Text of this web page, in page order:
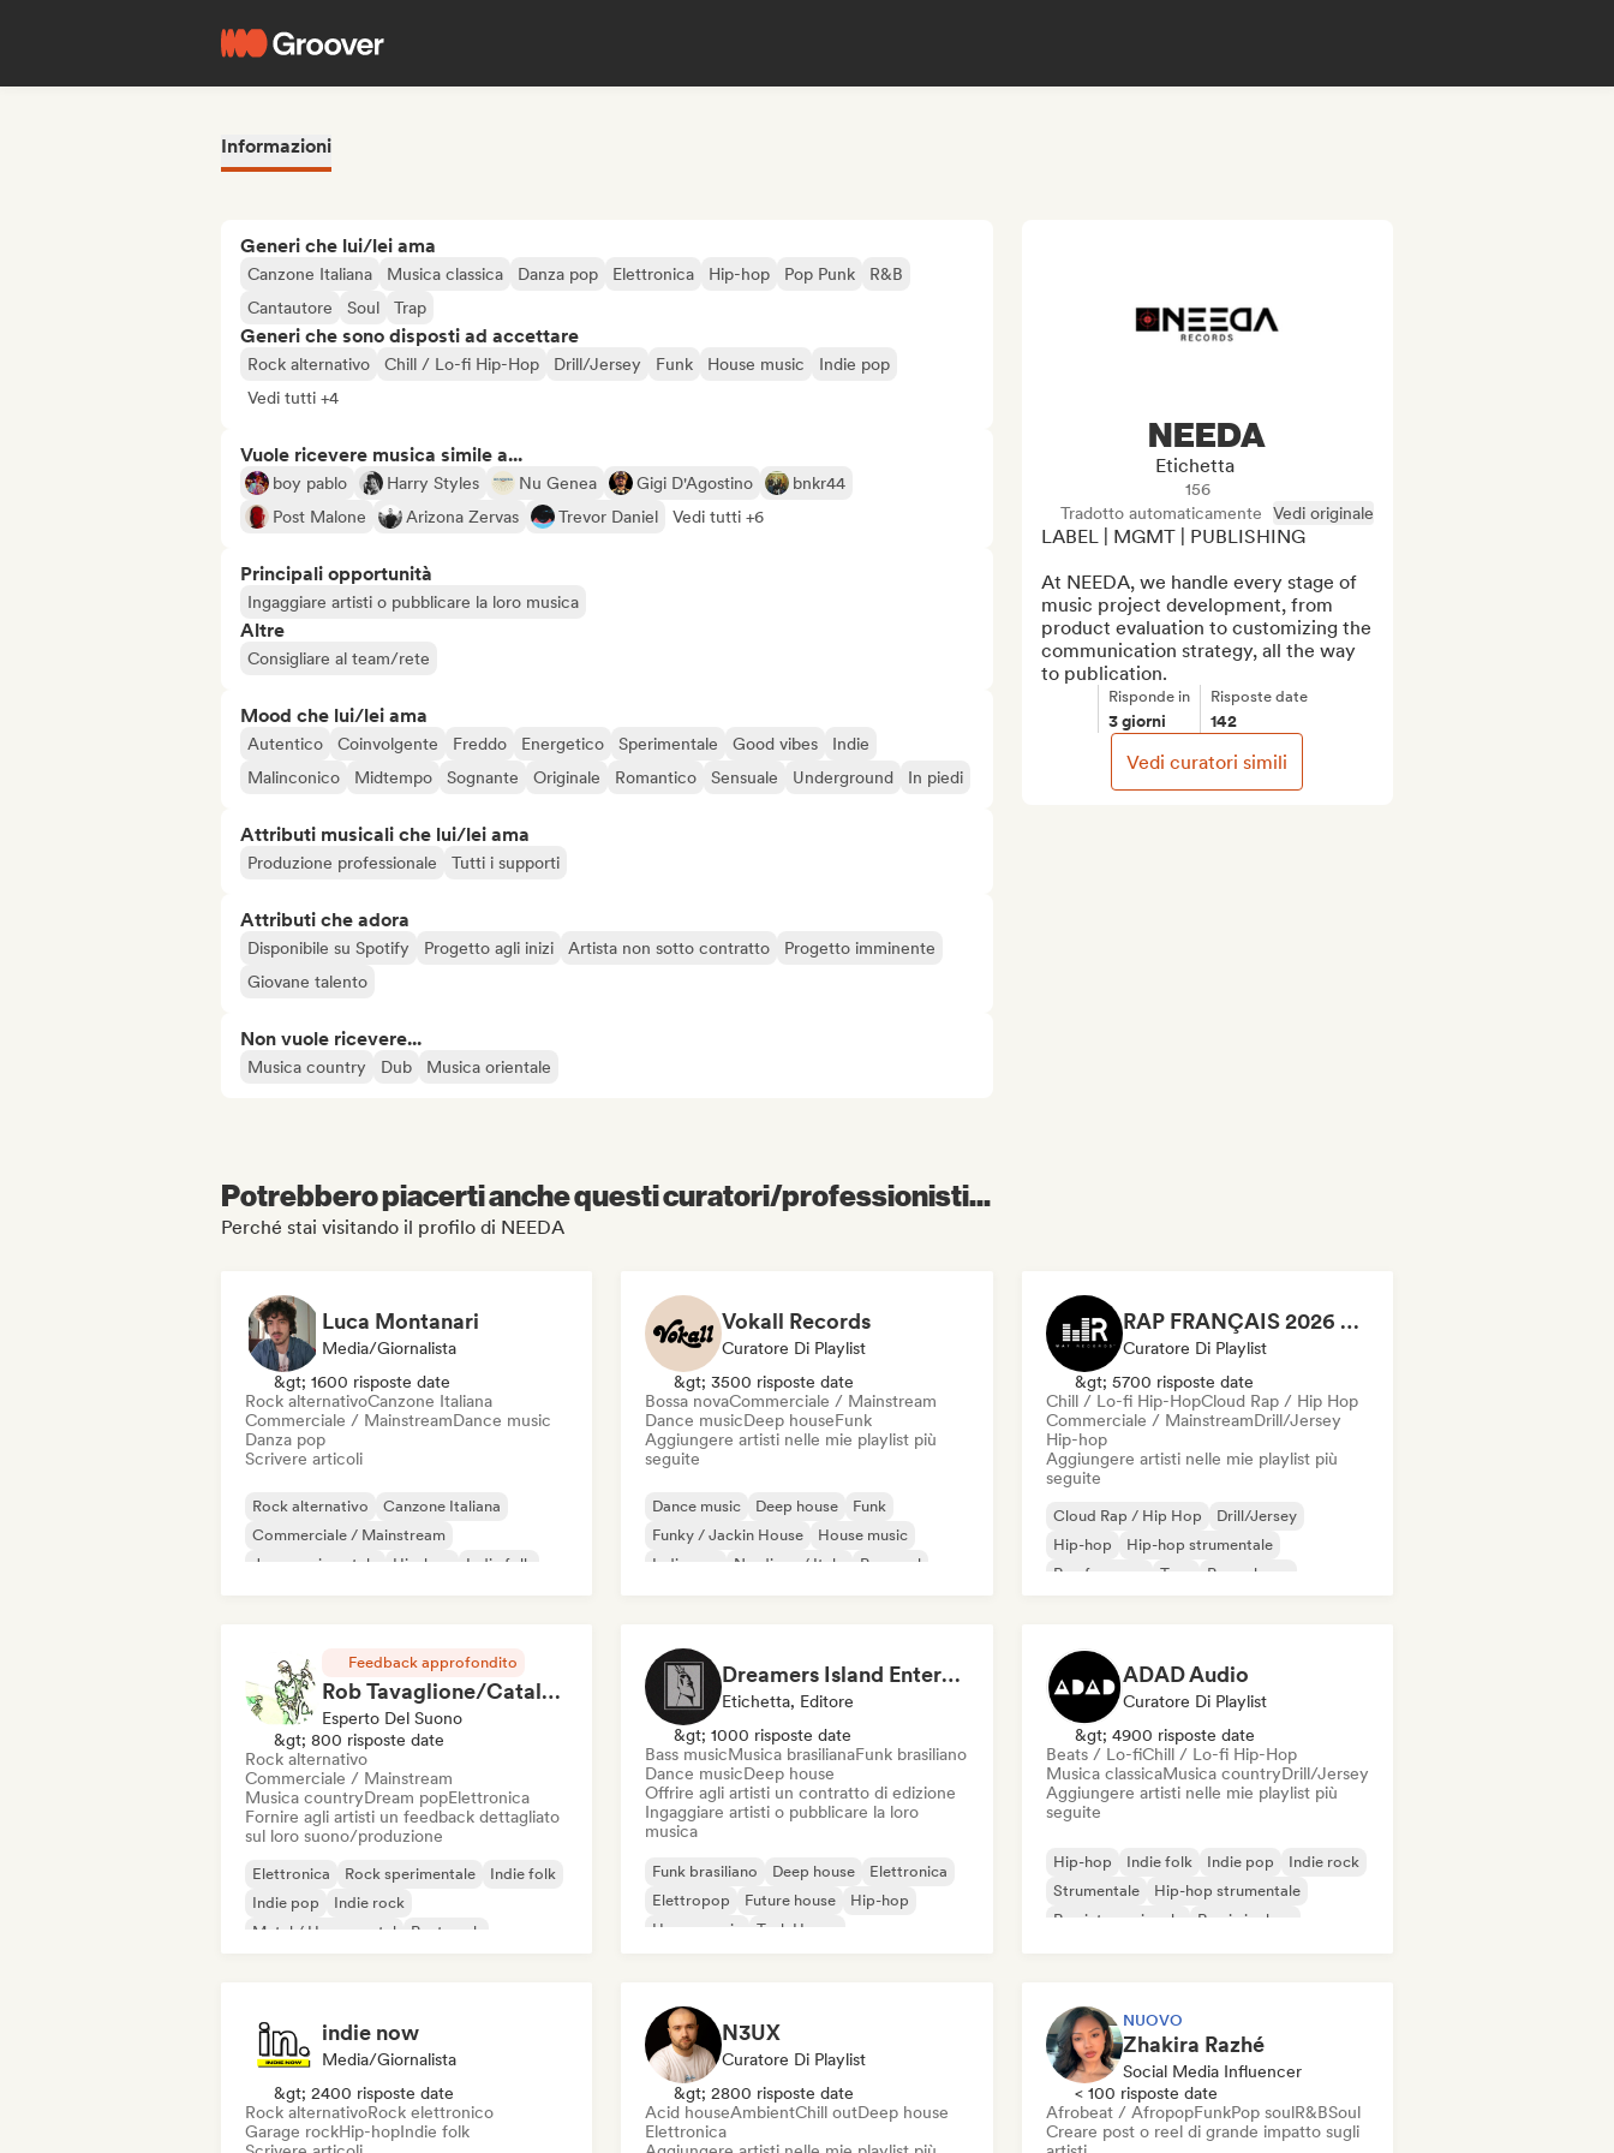
Informazioni
Generi che lui/lei ama
Canzone Italiana Musica classica Danza pop Elettronica Hip-hop Pop Punk
R&B
Cantautore
Soul Trap
Generi che sono disposti ad accettare
Rock alternativo Chill / Lo-fi Hip-Hop Drill/Jersey Funk House music
Indie pop
Vedi tutti +4
Vuole ricevere musica simile a...
boy pablo Harry Styles Nu Genea Gigi D'Agostino
bnkr44
Post Malone
Arizona Zervas Trevor Daniel Vedi tutti +6
Principali opportunità
Ingaggiare artisti o pubblicare la loro musica
Altre
Consigliare al team/rete
Mood che lui/lei ama
Autentico Coinvolgente Freddo Energetico Sperimentale Good vibes
Indie
Malinconico
Midtempo Sognante Originale Romantico Sensuale Underground In piedi
Attributi musicali che lui/lei ama
Produzione professionale Tutti i supporti
Attributi che adora
Disponibile su Spotify Progetto agli inizi Artista non sotto contratto
Progetto imminente
Giovane talento
Non vuole ricevere...
Musica country Dub Musica orientale
NEEDA
Etichetta
156
Tradotto automaticamente
Vedi originale
LABEL | MGMT | PUBLISHING
At NEEDA, we handle every stage of
music project development, from
product evaluation to customizing the
communication strategy, all the way
to publication.
Risponde in
3 giorni
Risposte date
142
Vedi curatori simili
Potrebbero piacerti anche questi curatori/professionisti...
Perché stai visitando il profilo di NEEDA
Luca Montanari
Media/Giornalista
&gt; 1600 risposte date
Rock alternativoCanzone Italiana
Commerciale / MainstreamDance music
Danza pop
Scrivere articoli
Rock alternativo
Canzone Italiana
Commerciale / Mainstream
Jazz sperimentale
Hip-hop
Indie folk
Vokall Records
Curatore Di Playlist
&gt; 3500 risposte date
Bossa novaCommerciale / Mainstream
Dance musicDeep houseFunk
Aggiungere artisti nelle mie playlist più
seguite
Dance music Deep house
Funk
Funky / Jackin House
House music
Indie pop
Nu-disco / Italo Pop soul
RAP FRANÇAIS 2026 🔥🇫🇷 (Way Records)
Curatore Di Playlist
&gt; 5700 risposte date
Chill / Lo-fi Hip-HopCloud Rap / Hip Hop
Commerciale / MainstreamDrill/Jersey
Hip-hop
Aggiungere artisti nelle mie playlist più
seguite
Cloud Rap / Hip Hop
Drill/Jersey
Hip-hop
Hip-hop strumentale
Rap francese
Trap
Pop urbano
Feedback approfondito
Rob Tavaglione/Catalyst Recording
Esperto Del Suono
&gt; 800 risposte date
Rock alternativo
Commerciale / Mainstream
Musica countryDream popElettronica
Fornire agli artisti un feedback dettagliato
sul loro suono/produzione
Elettronica Rock sperimentale
Indie folk
Indie pop
Indie rock
Metal / Heavy metal
Post punk
Dreamers Island Entertainment
Etichetta, Editore
&gt; 1000 risposte date
Bass musicMusica brasilianaFunk brasiliano
Dance musicDeep house
Offrire agli artisti un contratto di edizione
Ingaggiare artisti o pubblicare la loro
musica
Funk brasiliano Deep house
Elettronica
Elettropop
Future house
Hip-hop
House music
Tech House
ADAD Audio
Curatore Di Playlist
&gt; 4900 risposte date
Beats / Lo-fiChill / Lo-fi Hip-Hop
Musica classicaMusica countryDrill/Jersey
Aggiungere artisti nelle mie playlist più
seguite
Hip-hop Indie folk Indie pop
Indie rock
Strumentale
Hip-hop strumentale
Rap internazionale
Rap in inglese
indie now
Media/Giornalista
&gt; 2400 risposte date
Rock alternativoRock elettronico
Garage rockHip-hopIndie folk
N3UX
Curatore Di Playlist
&gt; 2800 risposte date
Acid houseAmbientChill outDeep house
Elettronica
NUOVO
Zhakira Razhé
Social Media Influencer
< 100 risposte date
Afrobeat / AfropopFunkPop soulR&BSoul
Creare post o reel di grande impatto sugli